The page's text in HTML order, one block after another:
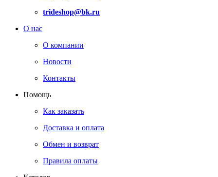
trideshop@bk.ru
О нас
О компании
Новости
Контакты
Помощь
Как заказать
Доставка и оплата
Обмен и возврат
Правила оплаты